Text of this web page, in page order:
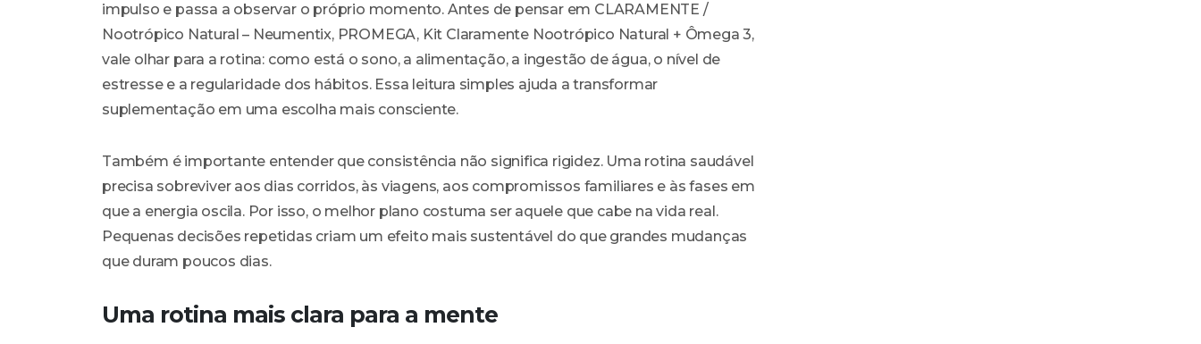
impulso e passa a observar o próprio momento. Antes de pensar em CLARAMENTE /
Nootrópico Natural – Neumentix, PROMEGA, Kit Claramente Nootrópico Natural + Ômega 3,
vale olhar para a rotina: como está o sono, a alimentação, a ingestão de água, o nível de
estresse e a regularidade dos hábitos. Essa leitura simples ajuda a transformar
suplementação em uma escolha mais consciente.
Também é importante entender que consistência não significa rigidez. Uma rotina saudável
precisa sobreviver aos dias corridos, às viagens, aos compromissos familiares e às fases em
que a energia oscila. Por isso, o melhor plano costuma ser aquele que cabe na vida real.
Pequenas decisões repetidas criam um efeito mais sustentável do que grandes mudanças
que duram poucos dias.
Uma rotina mais clara para a mente